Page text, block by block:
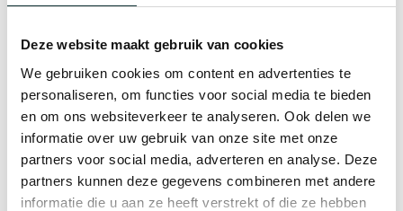
Deze website maakt gebruik van cookies
We gebruiken cookies om content en advertenties te
personaliseren, om functies voor social media te bieden
en om ons websiteverkeer te analyseren. Ook delen we
informatie over uw gebruik van onze site met onze
partners voor social media, adverteren en analyse. Deze
partners kunnen deze gegevens combineren met andere
informatie die u aan ze heeft verstrekt of die ze hebben
zijn in ons café te koop: vraag ernaar bij
het personeel.